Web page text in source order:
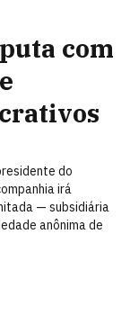
com
do
irá
— subsidiária
anônima de